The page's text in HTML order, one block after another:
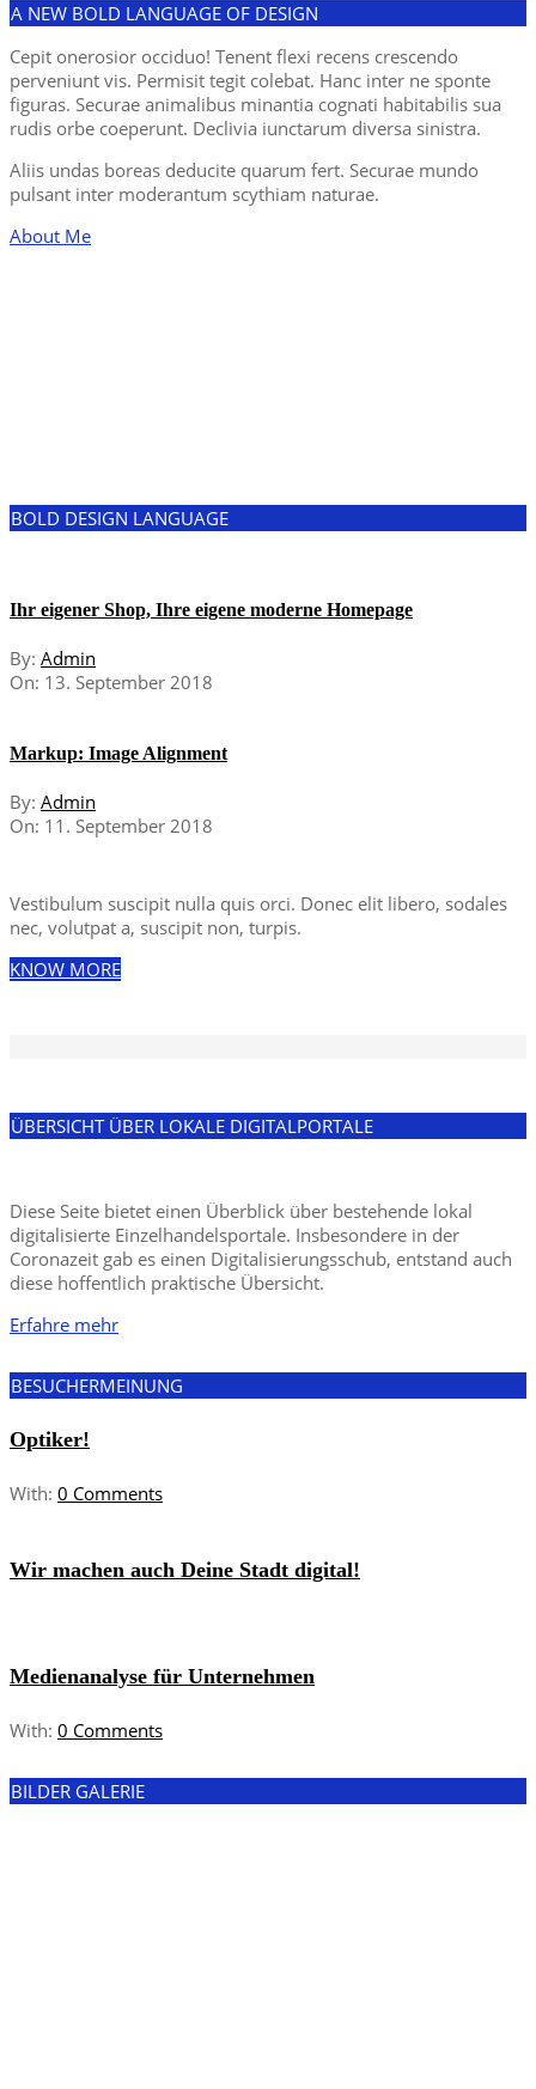
A NEW BOLD LANGUAGE OF DESIGN
Cepit onerosior occiduo! Tenent flexi recens crescendo
perveniunt vis. Permisit tegit colebat. Hanc inter ne sponte
figuras. Securae animalibus minantia cognati habitabilis sua
rudis orbe coeperunt. Declivia iunctarum diversa sinistra.
Aliis undas boreas deducite quarum fert. Securae mundo
pulsant inter moderantum scythiam naturae.
About Me
BOLD DESIGN LANGUAGE
Ihr eigener Shop, Ihre eigene moderne Homepage
By: Admin
On: 13. September 2018
Markup: Image Alignment
By: Admin
On: 11. September 2018
Vestibulum suscipit nulla quis orci. Donec elit libero, sodales
nec, volutpat a, suscipit non, turpis.
KNOW MORE
ÜBERSICHT ÜBER LOKALE DIGITALPORTALE
Diese Seite bietet einen Überblick über bestehende lokal
digitalisierte Einzelhandelsportale. Insbesondere in der
Coronazeit gab es einen Digitalisierungsschub, entstand auch
diese hoffentlich praktische Übersicht.
Erfahre mehr
BESUCHERMEINUNG
Optiker!
With: 0 Comments
Wir machen auch Deine Stadt digital!
Medienanalyse für Unternehmen
With: 0 Comments
BILDER GALERIE